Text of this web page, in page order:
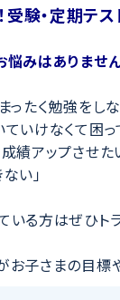
験・定期テス
みはありませ
ったく勉強をし
いけなくて困っ
績アップさせ
い」
る方はぜひト
お子さまの目